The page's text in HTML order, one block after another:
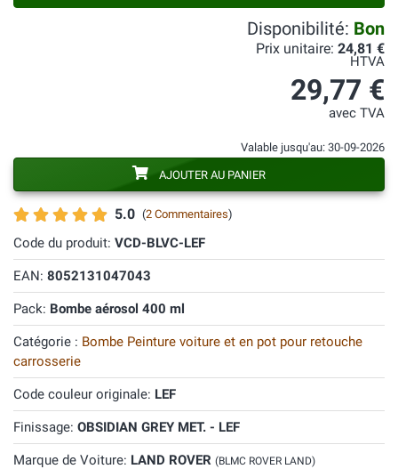
5.0 (2 Commentaires)
Code du produit: VCD-BLVC-LEF
EAN: 8052131047043
Pack: Bombe aérosol 400 ml
Catégorie : Bombe Peinture voiture et en pot pour retouche
carrosserie
Code couleur originale: LEF
Finissage: OBSIDIAN GREY MET. - LEF
Marque de Voiture: LAND ROVER (BLMC ROVER LAND)
Disponibilité: Bon
Prix unitaire: 24,81 €
HTVA
29,77 €
avec TVA
Valable jusqu'au: 30-09-2026
AJOUTER AU PANIER